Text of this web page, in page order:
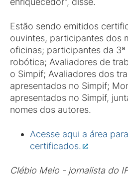
Estão sendo emitidos
ouvintes, participantes dos
oficinas; participantes da
robótica; Avaliadores de
o Simpif; Avaliadores dos
apresentados no Simpif;
apresentados no Simpif,
nomes dos autores.
Acesse aqui a área
certificados.
Clébio Melo - jornalista do